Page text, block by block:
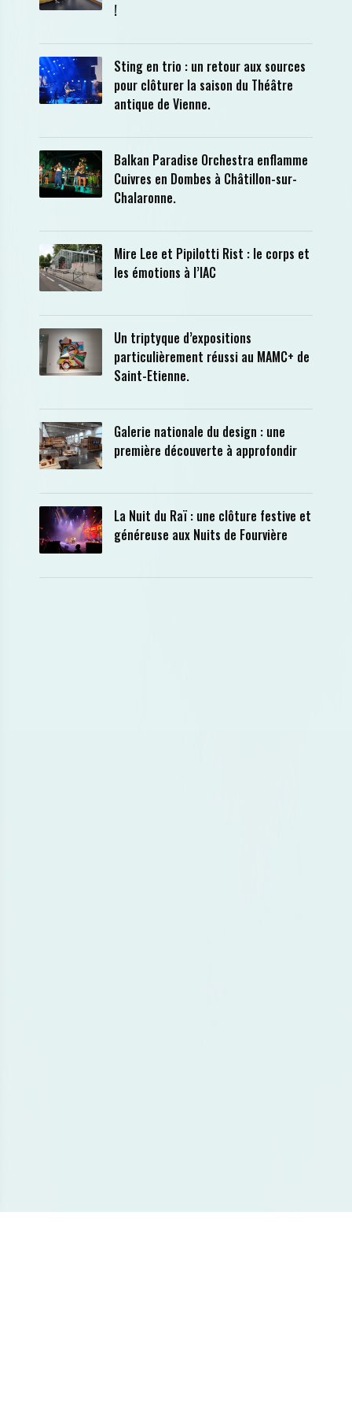
!
Sting en trio : un retour aux sources
pour clôturer la saison du Théâtre
antique de Vienne.
Balkan Paradise Orchestra enflamme
Cuivres en Dombes à Châtillon-sur-
Chalaronne.
Mire Lee et Pipilotti Rist : le corps et
les émotions à l’IAC
Un triptyque d’expositions
particulièrement réussi au MAMC+ de
Saint-Etienne.
Galerie nationale du design : une
première découverte à approfondir
La Nuit du Raï : une clôture festive et
généreuse aux Nuits de Fourvière